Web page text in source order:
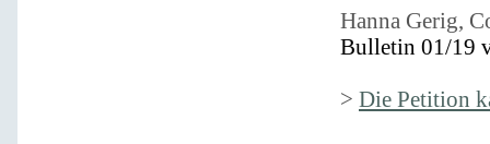
Hanna Gerig,
Bulletin 01/19
> Die Petition